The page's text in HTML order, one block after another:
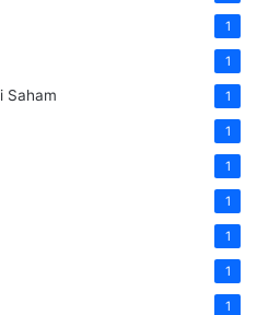
1
1
Saham 1
1
1
1
1
1
1